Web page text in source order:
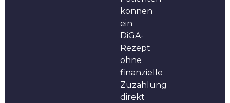
können
ein
DiGA-
Rezept
ohne
finanzielle
Zuzahlung
direkt